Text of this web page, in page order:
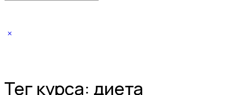
Тег курса: диета